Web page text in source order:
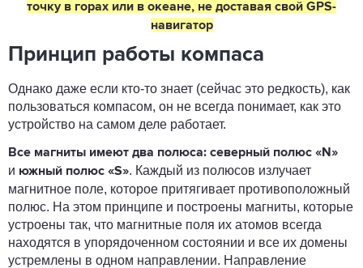
точку в горах или в океане, не доставая свой GPS-
навигатор
Принцип работы компаса
Однако даже если кто-то знает (сейчас это редкость), как
пользоваться компасом, он не всегда понимает, как это
устройство на самом деле работает.
Все магниты имеют два полюса: северный полюс «N»
и южный полюс «S». Каждый из полюсов излучает
магнитное поле, которое притягивает противоположный
полюс. На этом принципе и построены магниты, которые
устроены так, что магнитные поля их атомов всегда
находятся в упорядоченном состоянии и все их домены
устремлены в одном направлении. Направление